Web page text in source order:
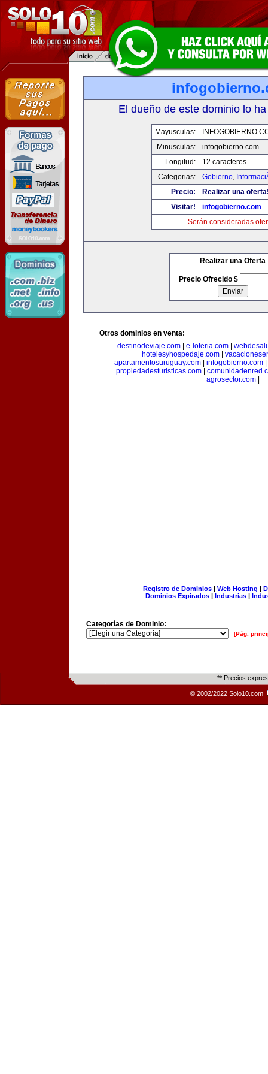
El dueño de este dominio lo
Mayusculas:
Minusculas:
infogobierno.com
Longitud:
12 caracteres
Categorias:
Gobierno,
Precio:
Realizar una
Visitar!
infogobierno.com
Serán consideradas
Realizar una Oferta
Precio Ofrecido $
Otros dominios en venta:
destinodeviaje.com
e-loteria.com
hotelesyhospedaje.com
apartamentosuruguay.com
infogobierno.com
propiedadesturisticas.com|
agrosector.com|
Registro de Dominios| Web Hosting |
Dominios Expirados | Industrias |
Categorías de Dominio:
[Pág.
** Precios
© 2002/2022 Solo10.com